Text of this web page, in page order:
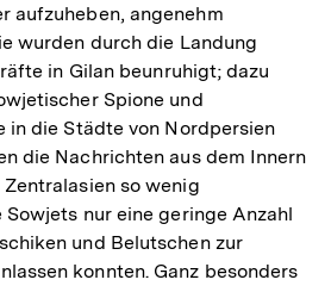
aufzuheben, angenehm
wurden durch die Landung
in Gilan beunruhigt; dazu
Spione und
in die Städte von Nordpersien
die Nachrichten aus dem Innern
so wenig
nur eine geringe Anzahl
und Belutschen zur
konnten. Ganz besonders